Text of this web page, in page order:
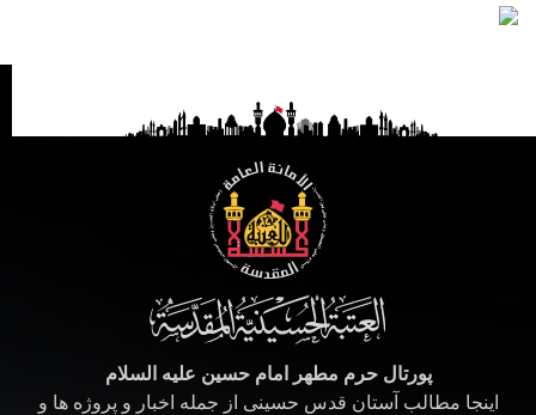
پورتال حرم مطهر امام حسین علیه السلام
اینجا مطالب آستان قدس حسینی از جمله اخبار و پروژه ها و